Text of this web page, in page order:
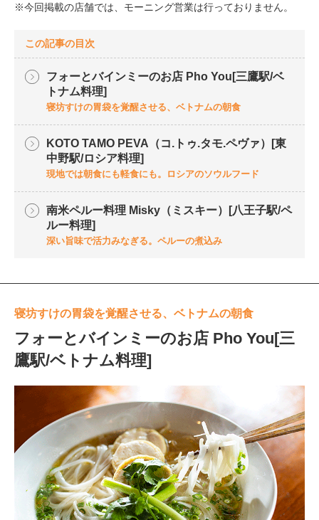
※今回掲載の店舗では、モーニング営業は行っておりません。
この記事の目次
フォーとバインミーのお店 Pho You[三鷹駅/ベ
トナム料理]
寝坊すけの胃袋を覚醒させる、ベトナムの朝食
KOTO TAMO PEVA（コ.トゥ.タモ.ペヴァ）[東
中野駅/ロシア料理]
現地では朝食にも軽食にも。ロシアのソウルフード
南米ペルー料理 Misky（ミスキー）[八王子駅/ペ
ルー料理]
深い旨味で活力みなぎる。ペルーの煮込み
寝坊すけの胃袋を覚醒させる、ベトナムの朝食
フォーとバインミーのお店 Pho You[三
鷹駅/ベトナム料理]